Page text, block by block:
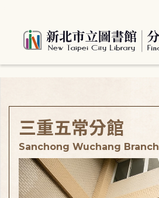
三重五常分館
Sanchong Wuchang Branch